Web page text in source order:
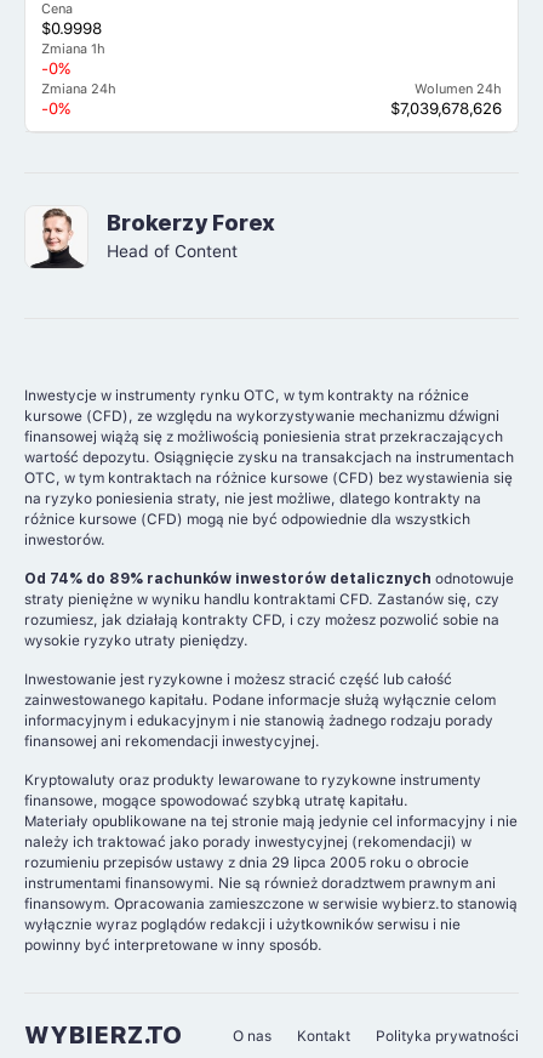
Cena
$0.9998
Zmiana 1h
-0%
Zmiana 24h
-0%
Wolumen 24h
$7,039,678,626
Brokerzy Forex
Head of Content
Inwestycje w instrumenty rynku OTC, w tym kontrakty na różnice
kursowe (CFD), ze względu na wykorzystywanie mechanizmu dźwigni
finansowej wiążą się z możliwością poniesienia strat przekraczających
wartość depozytu. Osiągnięcie zysku na transakcjach na instrumentach
OTC, w tym kontraktach na różnice kursowe (CFD) bez wystawienia się
na ryzyko poniesienia straty, nie jest możliwe, dlatego kontrakty na
różnice kursowe (CFD) mogą nie być odpowiednie dla wszystkich
inwestorów.
Od 74% do 89% rachunków inwestorów detalicznych odnotowuje
straty pieniężne w wyniku handlu kontraktami CFD. Zastanów się, czy
rozumiesz, jak działają kontrakty CFD, i czy możesz pozwolić sobie na
wysokie ryzyko utraty pieniędzy.
Inwestowanie jest ryzykowne i możesz stracić część lub całość
zainwestowanego kapitału. Podane informacje służą wyłącznie celom
informacyjnym i edukacyjnym i nie stanowią żadnego rodzaju porady
finansowej ani rekomendacji inwestycyjnej.
Kryptowaluty oraz produkty lewarowane to ryzykowne instrumenty
finansowe, mogące spowodować szybką utratę kapitału.
Materiały opublikowane na tej stronie mają jedynie cel informacyjny i nie
należy ich traktować jako porady inwestycyjnej (rekomendacji) w
rozumieniu przepisów ustawy z dnia 29 lipca 2005 roku o obrocie
instrumentami finansowymi. Nie są również doradztwem prawnym ani
finansowym. Opracowania zamieszczone w serwisie wybierz.to stanowią
wyłącznie wyraz poglądów redakcji i użytkowników serwisu i nie
powinny być interpretowane w inny sposób.
WYBIERZ.TO O nas Kontakt Polityka prywatności